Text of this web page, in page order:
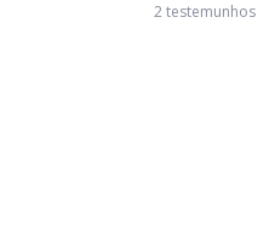
2 testemunhos
os dias mais quentes, e há muito